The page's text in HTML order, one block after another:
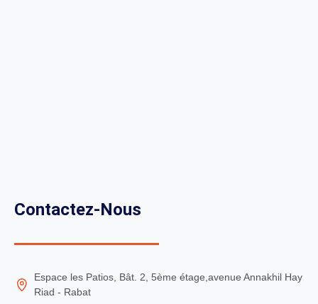
Contactez-Nous
Espace les Patios, Bât. 2, 5ème étage,avenue Annakhil Hay
Riad - Rabat